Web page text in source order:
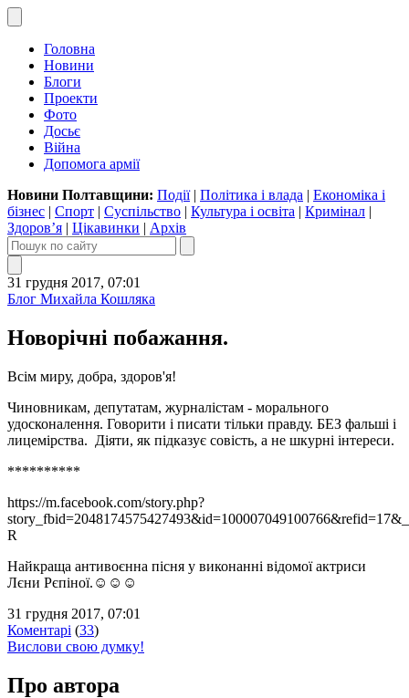
Головна
Новини
Блоги
Проекти
Фото
Досьє
Війна
Допомога армії
Новини Полтавщини: Події| Політика і влада | Економіка і
бізнес | Спорт | Суспільство | Культура і освіта | Кримінал |
Здоров’я | Цікавинки | Архів
31 грудня 2017, 07:01
Блог Михайла Кошляка
Новорічні побажання.
Всім миру, добра, здоров'я!
Чиновникам, депутатам, журналістам - морального
удосконалення. Говорити і писати тільки правду. БЕЗ фальші і
лицемірства. Діяти, як підказує совість, а не шкурні інтереси.
**********
https://m.facebook.com/story.php?
R
Найкраща антивоєнна пісня у виконанні відомої актриси
Лєни Рєпіної.☺☺☺
31 грудня 2017, 07:01
Коментарі (33)
Вислови свою думку!
Про автора